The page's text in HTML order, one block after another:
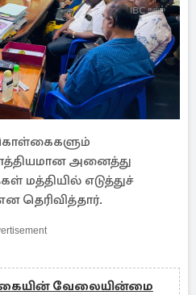
அனைத்து
மத்தியில் எடுத்துச்
தெரிவித்தார்.
வேலையின்மை